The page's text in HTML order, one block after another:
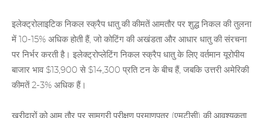
इलेक्ट्रोलाइटिक निकल स्क्रैप धातु की कीमतें आमतौर पर शुद्ध निकल की तुलना
में 10-15% अधिक होती हैं, जो कोटिंग की अखंडता और आधार धातु की संरचना
पर निर्भर करती है। इलेक्ट्रोप्लेटिंग निकल स्क्रैप धातु के लिए वर्तमान यूरोपीय
बाजार भाव $13,900 से $14,300 प्रति टन के बीच हैं, जबकि उत्तरी अमेरिकी
कीमतें 2-3% अधिक हैं।
खरीदारों को आम तौर पर सामग्री परीक्षण प्रमाणपत्र (एमटीसी) की आवश्यकता